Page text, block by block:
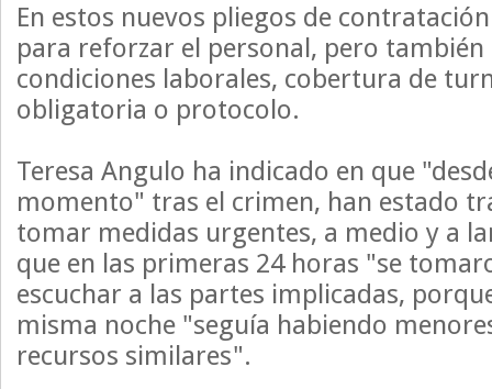
En estos nuevos pliegos de
para reforzar el personal, pero también
condiciones laborales, cobertura de
obligatoria o protocolo.
Teresa Angulo ha indicado en que
momento" tras el crimen, han estado
tomar medidas urgentes, a medio y a
que en las primeras 24 horas "se
escuchar a las partes implicadas,
misma noche "seguía habiendo
recursos similares".